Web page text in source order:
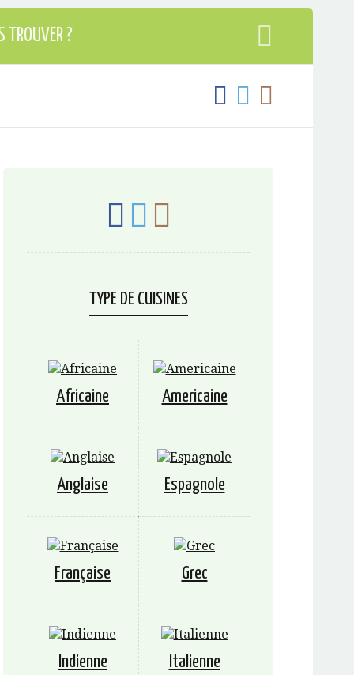
TROUVER ?
TYPE DE CUISINES
Africaine Americaine
Anglaise Espagnole
Française Grec
Indienne Italienne